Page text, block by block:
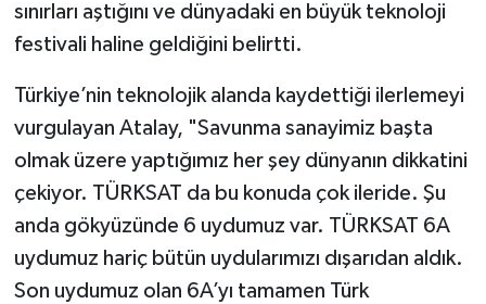
sınırları aştığını ve dünyadaki en büyük teknoloji
festivali haline geldiğini belirtti.
Türkiye’nin teknolojik alanda kaydettiği ilerlemeyi
vurgulayan Atalay, "Savunma sanayimiz başta
olmak üzere yaptığımız her şey dünyanın dikkatini
çekiyor. TÜRKSAT da bu konuda çok ileride. Şu
anda gökyüzünde 6 uydumuz var. TÜRKSAT 6A
uydumuz hariç bütün uydularımızı dışarıdan aldık.
Son uydumuz olan 6A’yı tamamen Türk
Magazin
Otomobil
Pazarlar
Politika
Resmi İlan